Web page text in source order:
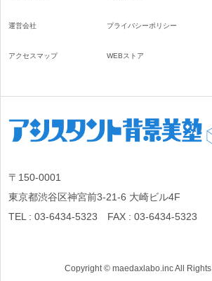
運営会社
アクセスマップ
プライバシーポリシー
WEBストア
〒150-0001
東京都渋谷区神宮前3-21-6 大崎ビル4F
TEL : 03-6434-5323 FAX : 03-6434-5323
Copyright © maedaxlabo.inc All